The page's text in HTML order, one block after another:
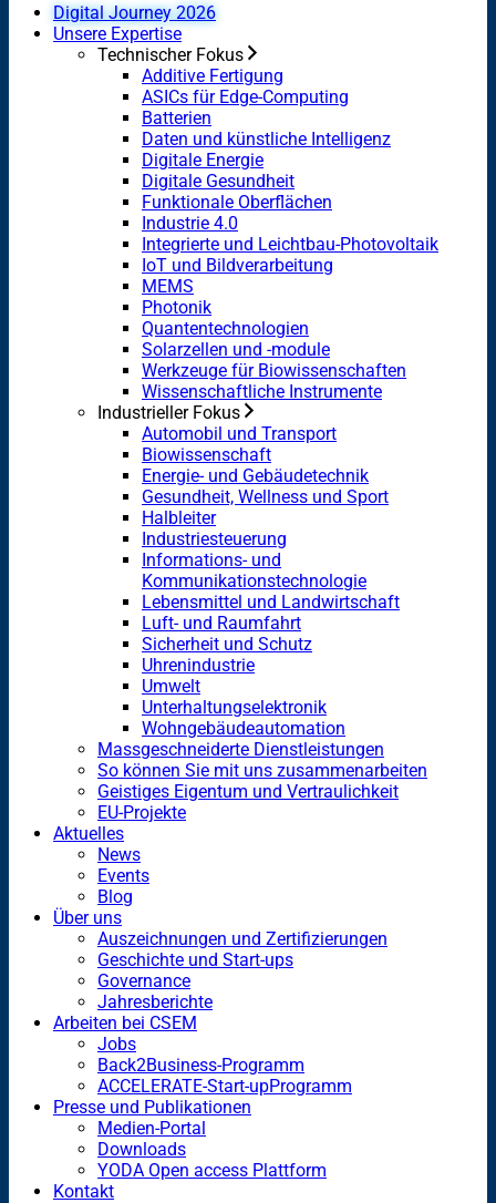
Digital Journey 2026
Unsere Expertise
Technischer Fokus
Additive Fertigung
ASICs für Edge-Computing
Batterien
Daten und künstliche Intelligenz
Digitale Energie
Digitale Gesundheit
Funktionale Oberflächen
Industrie 4.0
Integrierte und Leichtbau-Photovoltaik
IoT und Bildverarbeitung
MEMS
Photonik
Quantentechnologien
Solarzellen und -module
Werkzeuge für Biowissenschaften
Wissenschaftliche Instrumente
Industrieller Fokus
Automobil und Transport
Biowissenschaft
Energie- und Gebäudetechnik
Gesundheit, Wellness und Sport
Halbleiter
Industriesteuerung
Informations- und
Kommunikationstechnologie
Lebensmittel und Landwirtschaft
Luft- und Raumfahrt
Sicherheit und Schutz
Uhrenindustrie
Umwelt
Unterhaltungselektronik
Wohngebäudeautomation
Massgeschneiderte Dienstleistungen
So können Sie mit uns zusammenarbeiten
Geistiges Eigentum und Vertraulichkeit
EU-Projekte
Aktuelles
News
Events
Blog
Über uns
Auszeichnungen und Zertifizierungen
Geschichte und Start-ups
Governance
Jahresberichte
Arbeiten bei CSEM
Jobs
Back2Business-Programm
ACCELERATE-Start-upProgramm
Presse und Publikationen
Medien-Portal
Downloads
YODA Open access Plattform
Kontakt